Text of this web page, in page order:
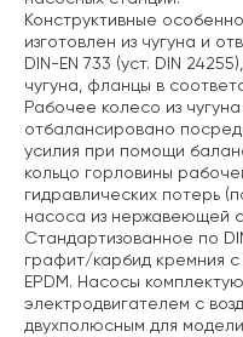
Конструктивные
изготовлен из чугуна и
DIN-EN 733 (уст. DIN
чугуна, фланцы в
Рабочее колесо из
отбалансировано
усилия при помощи
кольцо горловины
гидравлических потерь
насоса из нержавеющей
Стандартизованное по
графит/карбид кремния с
EPDM. Насосы
электродвигателем с
двухполюсным для